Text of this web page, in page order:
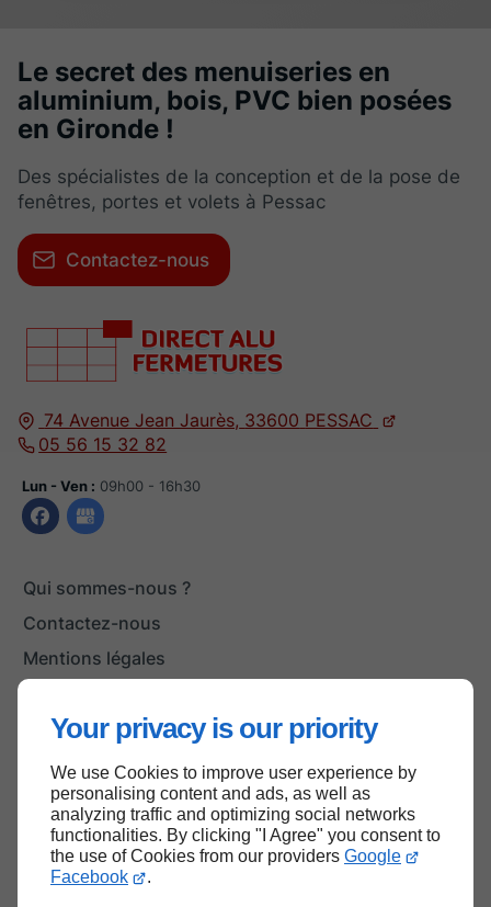
Your privacy is our priority
We use Cookies to improve user experience by
personalising content and ads, as well as
analyzing traffic and optimizing social networks
functionalities. By clicking "I Agree" you consent to
the use of Cookies from our providers Google
Facebook
.
74 Avenue Jean Jaurès, 33600 PESSAC
05 56 15 32 82
Lun - Ven : 09h00 - 16h30
Qui sommes-nous ?
Contactez-nous
Mentions légales
Le secret des menuiseries en
aluminium, bois, PVC bien posées
en Gironde !
Des spécialistes de la conception et de la pose de
fenêtres, portes et volets à Pessac
Contactez-nous
Haut de page